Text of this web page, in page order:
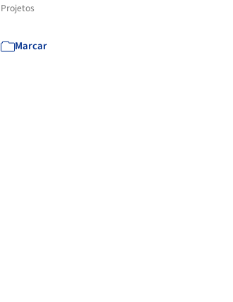
Projetos
Marcar